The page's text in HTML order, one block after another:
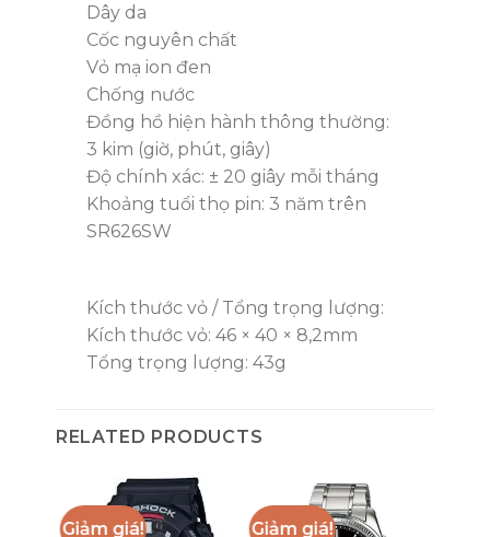
Dây da
Cốc nguyên chất
Vỏ mạ ion đen
Chống nước
Đồng hồ hiện hành thông thường:
3 kim (giờ, phút, giây)
Độ chính xác: ± 20 giây mỗi tháng
Khoảng tuổi thọ pin: 3 năm trên
SR626SW
Kích thước vỏ / Tổng trọng lượng:
Kích thước vỏ: 46 × 40 × 8,2mm
Tổng trọng lượng: 43g
RELATED PRODUCTS
Giảm giá! Giảm giá!